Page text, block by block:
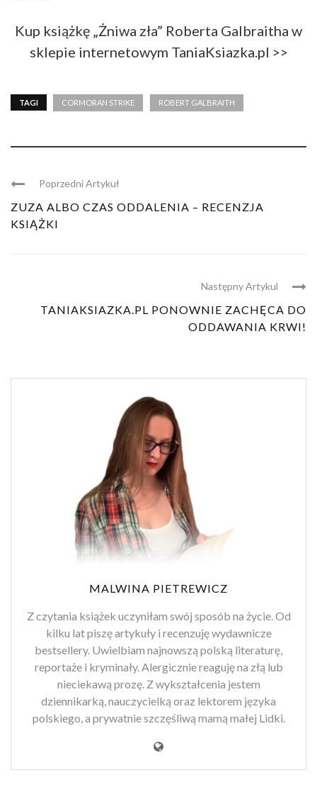
Kup książkę „Żniwa zła” Roberta Galbraitha w
sklepie internetowym TaniaKsiazka.pl >>
TAGI CORMORAN STRIKE ROBERT GALBRAITH
Poprzedni Artykuł
ZUZA ALBO CZAS ODDALENIA – RECENZJA
KSIĄŻKI
Następny Artykul
TANIAKSIAZKA.PL PONOWNIE ZACHĘCA DO
ODDAWANIA KRWI!
MALWINA PIETREWICZ
Z czytania książek uczyniłam swój sposób na życie. Od
kilku lat piszę artykuły i recenzuję wydawnicze
bestsellery. Uwielbiam najnowszą polską literaturę,
reportaże i kryminały. Alergicznie reaguję na złą lub
nieciekawą prozę. Z wykształcenia jestem
dziennikarką, nauczycielką oraz lektorem języka
polskiego, a prywatnie szczęśliwą mamą małej Lidki.